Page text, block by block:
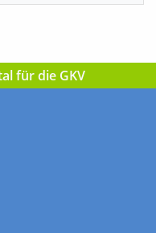
für die GKV